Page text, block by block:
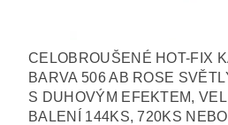
CELOBROUŠENÉ HOT-FIX
BARVA 506 AB ROSE
S DUHOVÝM EFEKTEM,
BALENÍ 144KS, 720KS